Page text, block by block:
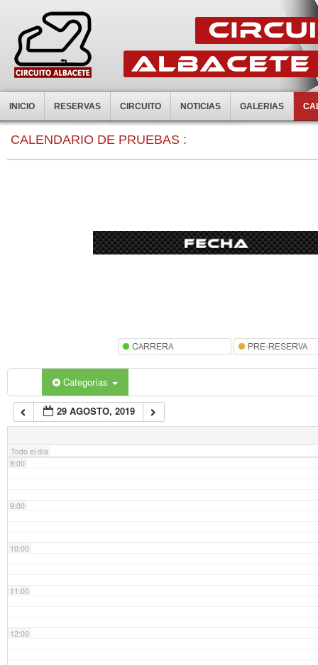
INICIO RESERVAS CIRCUITO NOTICIAS GALERIAS
CALENDARIO DE PRUEBAS :
Categorías
29 AGOSTO, 2019
Todo el día
0:00
7:00
8:00
9:00
10:00
11:00
12:00